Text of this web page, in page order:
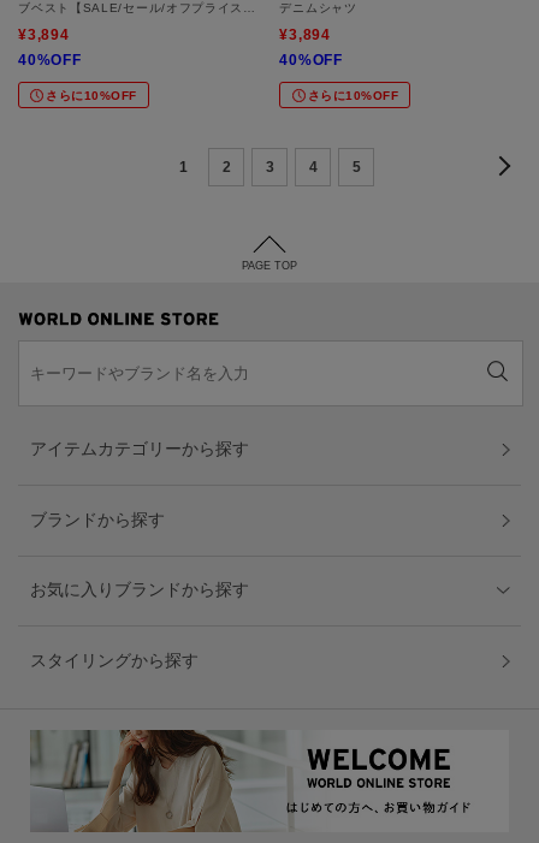
ブベスト【SALE/セール/オフプライス/
¥3,894
40%OFF
さらに10%OFF
デニムシャツ
¥3,894
40%OFF
さらに10%OFF
1 2 3 4 5
PAGE TOP
アイテムカテゴリーから探す
ブランドから探す
お気に入りブランドから探す
スタイリングから探す